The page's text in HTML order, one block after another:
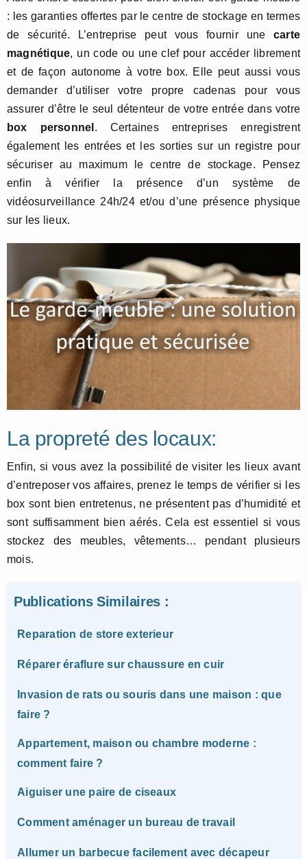
: les garanties offertes par le centre de stockage en termes
de sécurité. L’entreprise peut vous fournir une carte
magnétique, un code ou une clef pour accéder librement
et de façon autonome à votre box. Elle peut aussi vous
demander d’utiliser votre propre cadenas pour vous
assurer d’être le seul détenteur de votre entrée dans votre
box personnel . Certaines entreprises enregistrent
également les entrées et les sorties sur un registre pour
sécuriser au maximum le centre de stockage. Pensez
enfin à vérifier la présence d’un système de
vidéosurveillance 24h/24 et/ou d’une présence physique
sur les lieux.
La propreté des locaux:
Enfin, si vous avez la possibilité de visiter les lieux avant
d’entreposer vos affaires, prenez le temps de vérifier si les
box sont bien entretenus, ne présentent pas d’humidité et
sont suffisamment bien aérés. Cela est essentiel si vous
stockez des meubles, vêtements… pendant plusieurs
mois.
Publications Similaires :
Reparation de store exterieur
Réparer éraflure sur chaussure en cuir
Invasion de rats ou souris dans une maison : que
faire ?
Appartement, maison ou chambre moderne :
comment faire ?
Aiguiser une paire de ciseaux
Comment aménager un bureau de travail
Allumer un barbecue facilement avec décapeur